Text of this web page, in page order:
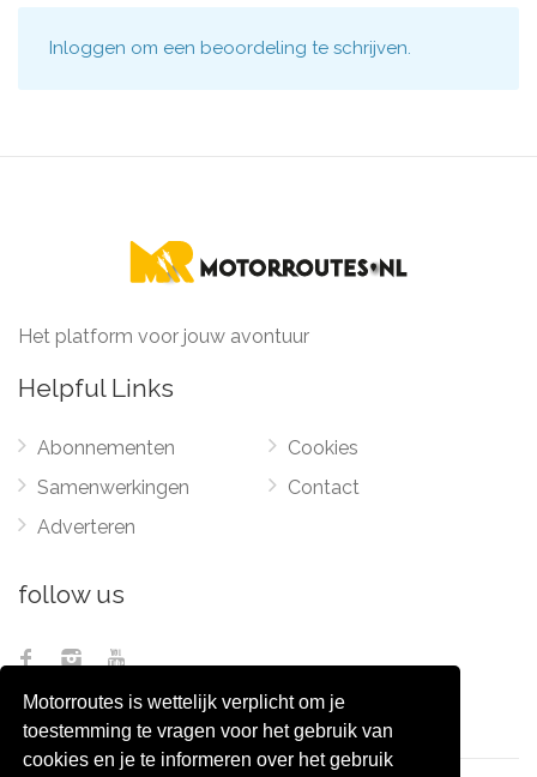
Motorroutes is wettelijk verplicht om je
toestemming te vragen voor het gebruik van
cookies en je te informeren over het gebruik
Inloggen om een beoordeling te schrijven.
Het platform voor jouw avontuur
Helpful Links
Abonnementen
Samenwerkingen
Adverteren
Cookies
Contact
follow us